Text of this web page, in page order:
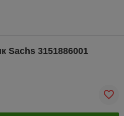
3151886001